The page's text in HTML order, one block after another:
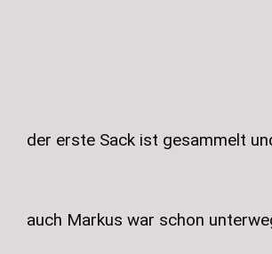
der erste Sack ist gesammelt
auch Markus war schon